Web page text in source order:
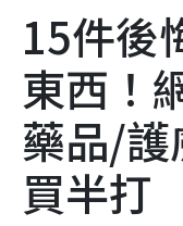
15件後
東西！
藥品/護
買半打